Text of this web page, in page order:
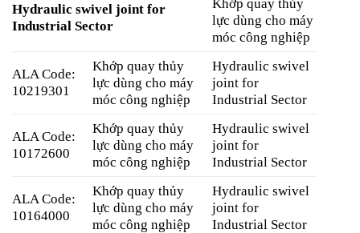
Hydraulic swivel joint for
Industrial Sector
Khớp quay thủy
lực dùng cho máy
móc công nghiệp
ALA Code:
10219301
Khớp quay thủy
lực dùng cho máy
móc công nghiệp
Hydraulic swivel
joint for
Industrial Sector
ALA Code:
10172600
Khớp quay thủy
lực dùng cho máy
móc công nghiệp
Hydraulic swivel
joint for
Industrial Sector
ALA Code:
10164000
Khớp quay thủy
lực dùng cho máy
móc công nghiệp
Hydraulic swivel
joint for
Industrial Sector